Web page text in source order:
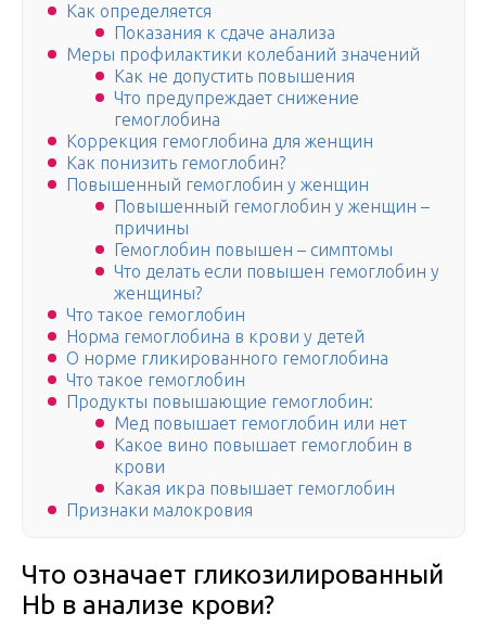
Как определяется
Показания к сдаче анализа
Меры профилактики колебаний значений
Как не допустить повышения
Что предупреждает снижение
гемоглобина
Коррекция гемоглобина для женщин
Как понизить гемоглобин?
Повышенный гемоглобин у женщин
Повышенный гемоглобин у женщин –
причины
Гемоглобин повышен – симптомы
Что делать если повышен гемоглобин у
женщины?
Что такое гемоглобин
Норма гемоглобина в крови у детей
О норме гликированного гемоглобина
Что такое гемоглобин
Продукты повышающие гемоглобин:
Мед повышает гемоглобин или нет
Какое вино повышает гемоглобин в
крови
Какая икра повышает гемоглобин
Признаки малокровия
Что означает гликозилированный
Hb в анализе крови?